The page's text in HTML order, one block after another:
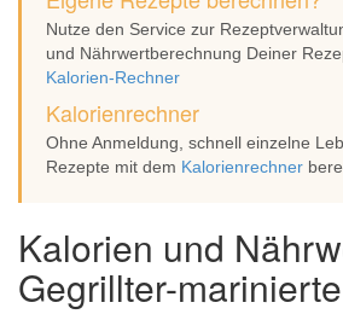
Nutze den Service zur
und Nährwertberechnung Deiner
Kalorien-Rechner
Kalorienrechner
Ohne Anmeldung, schnell einzelne
Rezepte mit dem Kalorienrechner
Kalorien und
Gegrillter-